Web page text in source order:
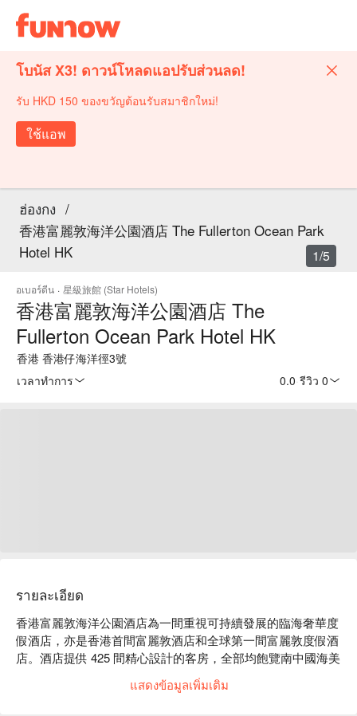
โบนัส X3! ดาวน์โหลดแอปรับส่วนลด!
รับ HKD 150 ของขวัญต้อนรับสมาชิกใหม่!
ใช้แอพ
ฮ่องกง /
香港富麗敦海洋公園酒店 The Fullerton Ocean Park
Hotel HK
อเบอร์ดีน · 星級旅館 (Star Hotels)
香港富麗敦海洋公園酒店 The
Fullerton Ocean Park Hotel HK
香港 香港仔海洋徑3號
เวลาทำการ
0.0 รีวิว 0
1/5
รายละเอียด
香港富麗敦海洋公園酒店為一間重視可持續發展的臨海奢華度
假酒店，亦是香港首間富麗敦酒店和全球第一間富麗敦度假酒
店。酒店提供 425 間精心設計的客房，全部均飽覽南中國海美
景，為客人提供一個温馨寧靜的休閒勝地。
แสดงข้อมูลเพิ่มเติม